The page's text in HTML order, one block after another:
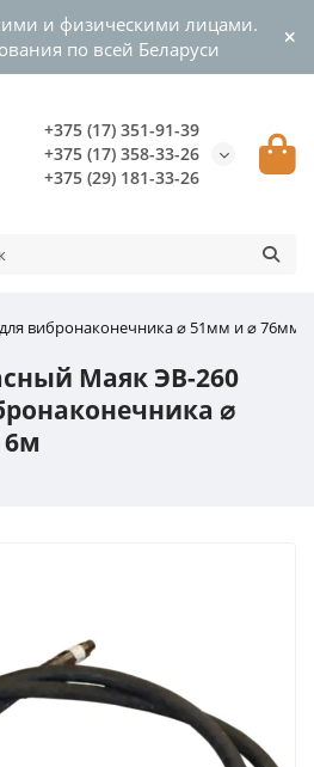
и физическими лицами.
по всей Беларуси
+375 (17) 351-91-39
+375 (17) 358-33-26
+375 (29) 181-33-26
вибронаконечника ⌀ 51мм и ⌀ 76мм,
Маяк ЭВ-260
⌀